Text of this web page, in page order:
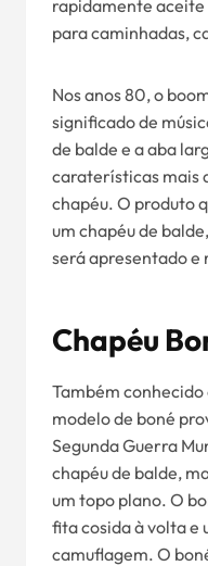
rapidamente aceite
para caminhadas,
Nos anos 80, o
significado de
de balde e a aba
caraterísticas mais
chapéu. O produto
um chapéu de
será apresentado e
Chapéu
Também conhecido
modelo de boné
Segunda Guerra
chapéu de balde,
um topo plano. O
fita cosida à volta e
camuflagem. O